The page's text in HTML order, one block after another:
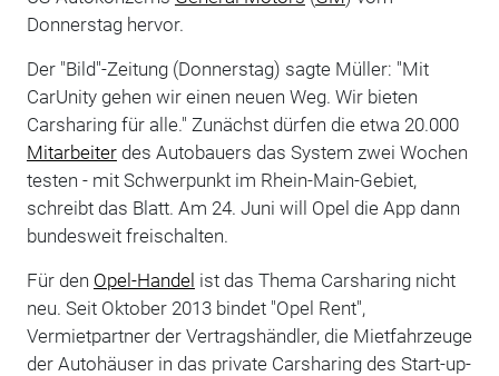
Donnerstag hervor.
Der "Bild"-Zeitung (Donnerstag) sagte Müller: "Mit
CarUnity gehen wir einen neuen Weg. Wir bieten
Carsharing für alle." Zunächst dürfen die etwa 20.000
Mitarbeiterdes Autobauers das System zwei Wochen
testen - mit Schwerpunkt im Rhein-Main-Gebiet,
schreibt das Blatt. Am 24. Juni will Opel die App dann
bundesweit freischalten.
Für den Opel-Handel ist das Thema Carsharing nicht
neu. Seit Oktober 2013 bindet "Opel Rent",
Vermietpartner der Vertragshändler, die Mietfahrzeuge
der Autohäuser in das private Carsharing des Start-up-